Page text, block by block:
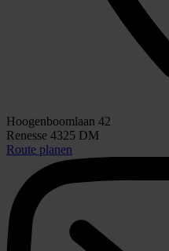
Hoogenboomlaan 42
Renesse 4325 DM
Route planen